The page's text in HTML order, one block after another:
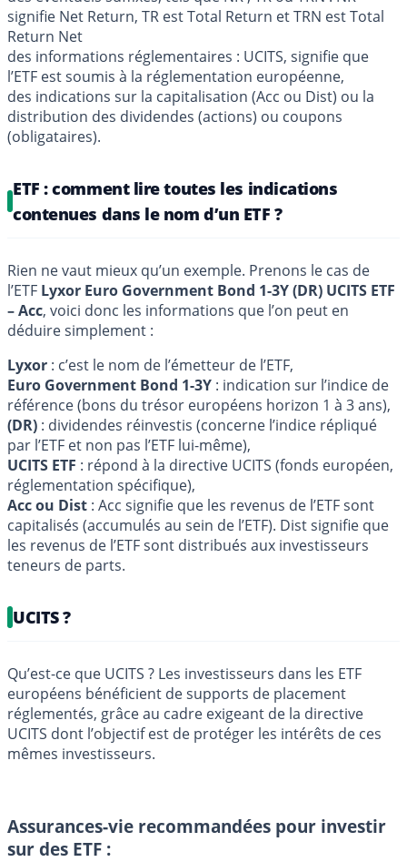
signifie Net Return, TR est Total Return et TRN est Total
Return Net
des informations réglementaires : UCITS, signifie que
l’ETF est soumis à la réglementation européenne,
des indications sur la capitalisation (Acc ou Dist) ou la
distribution des dividendes (actions) ou coupons
(obligataires).
ETF : comment lire toutes les indications
contenues dans le nom d’un ETF ?
Rien ne vaut mieux qu’un exemple. Prenons le cas de
l’ETF Lyxor Euro Government Bond 1-3Y (DR) UCITS ETF
– Acc, voici donc les informations que l’on peut en
déduire simplement :
Lyxor : c’est le nom de l’émetteur de l’ETF,
Euro Government Bond 1-3Y : indication sur l’indice de
référence (bons du trésor européens horizon 1 à 3 ans),
(DR) : dividendes réinvestis (concerne l’indice répliqué
par l’ETF et non pas l’ETF lui-même),
UCITS ETF : répond à la directive UCITS (fonds européen,
réglementation spécifique),
Acc ou Dist : Acc signifie que les revenus de l’ETF sont
capitalisés (accumulés au sein de l’ETF). Dist signifie que
les revenus de l’ETF sont distribués aux investisseurs
teneurs de parts.
UCITS ?
Qu’est-ce que UCITS ? Les investisseurs dans les ETF
européens bénéficient de supports de placement
réglementés, grâce au cadre exigeant de la directive
UCITS dont l’objectif est de protéger les intérêts de ces
mêmes investisseurs.
Assurances-vie recommandées pour investir
sur des ETF :